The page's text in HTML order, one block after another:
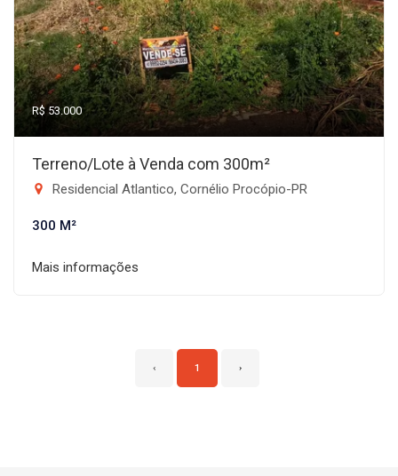
R$ 53.000
Terreno/Lote à Venda com 300m²
Residencial Atlantico, Cornélio Procópio-PR
300 M²
Mais informações
‹ 1 ›